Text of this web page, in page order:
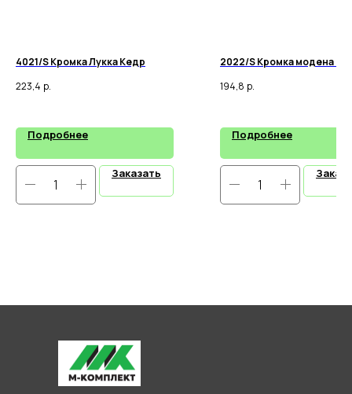
4021/S Кромка Лукка Кедр
223,4 р.
Подробнее
Заказать
2022/S Кромка модена
194,8 р.
Подробнее